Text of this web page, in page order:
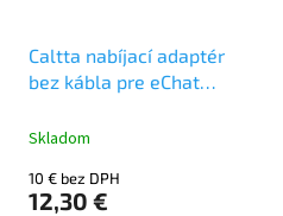
Caltta nabíjací adaptér
bez kábla pre eChat
E700, E720
Skladom
10 € bez DPH
12,30 €